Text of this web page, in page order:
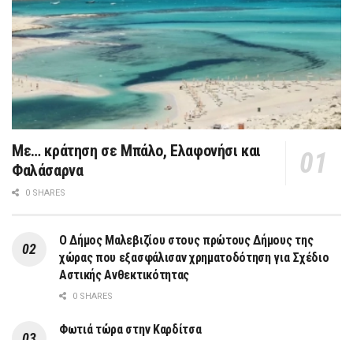
Με… κράτηση σε Μπάλο, Ελαφονήσι και
Φαλάσαρνα
0 SHARES
Ο Δήμος Μαλεβιζίου στους πρώτους Δήμους της
χώρας που εξασφάλισαν χρηματοδότηση για Σχέδιο
Αστικής Ανθεκτικότητας
0 SHARES
Φωτιά τώρα στην Καρδίτσα